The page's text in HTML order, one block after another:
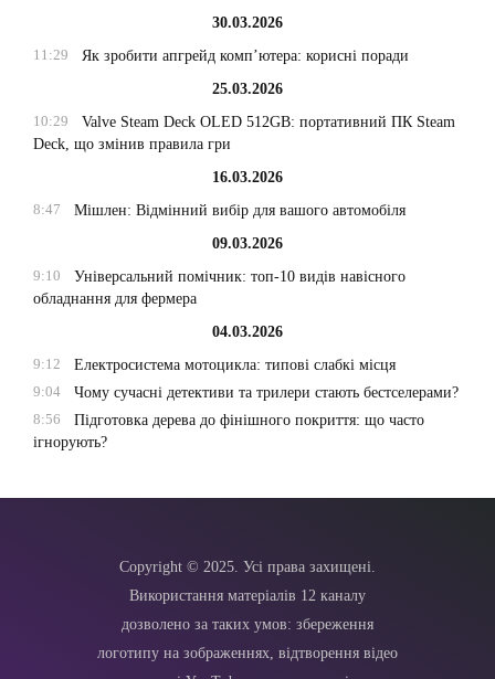
30.03.2026
11:29
Як зробити апгрейд комп’ютера: корисні поради
25.03.2026
10:29
Valve Steam Deck OLED 512GB: портативний ПК Steam
Deck, що змінив правила гри
16.03.2026
8:47
Мішлен: Відмінний вибір для вашого автомобіля
09.03.2026
9:10
Універсальний помічник: топ-10 видів навісного
обладнання для фермера
04.03.2026
9:12
Електросистема мотоцикла: типові слабкі місця
9:04
Чому сучасні детективи та трилери стають бестселерами?
8:56
Підготовка дерева до фінішного покриття: що часто
ігнорують?
Copyright © 2025. Усі права захищені.
Використання матеріалів 12 каналу
дозволено за таких умов: збереження
логотипу на зображеннях, відтворення відео